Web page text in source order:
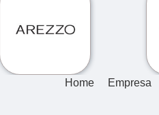
Home Empresa